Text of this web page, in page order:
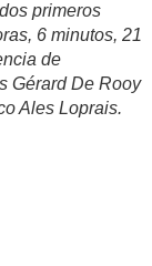
primeros
6 minutos, 21
de
Gérard De Rooy
Ales Loprais.